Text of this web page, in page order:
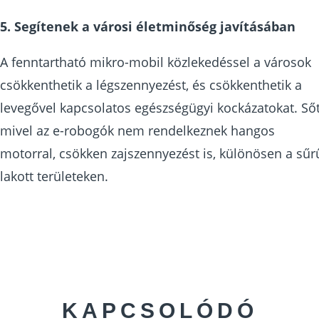
5. Segítenek a városi életminőség javításában
A fenntartható mikro-mobil közlekedéssel a városok
csökkenthetik a légszennyezést, és csökkenthetik a
levegővel kapcsolatos egészségügyi kockázatokat.
mivel az e-robogók nem rendelkeznek hangos
motorral, csökken zajszennyezést is, különösen a
lakott területeken.
KAPCSOLÓDÓ